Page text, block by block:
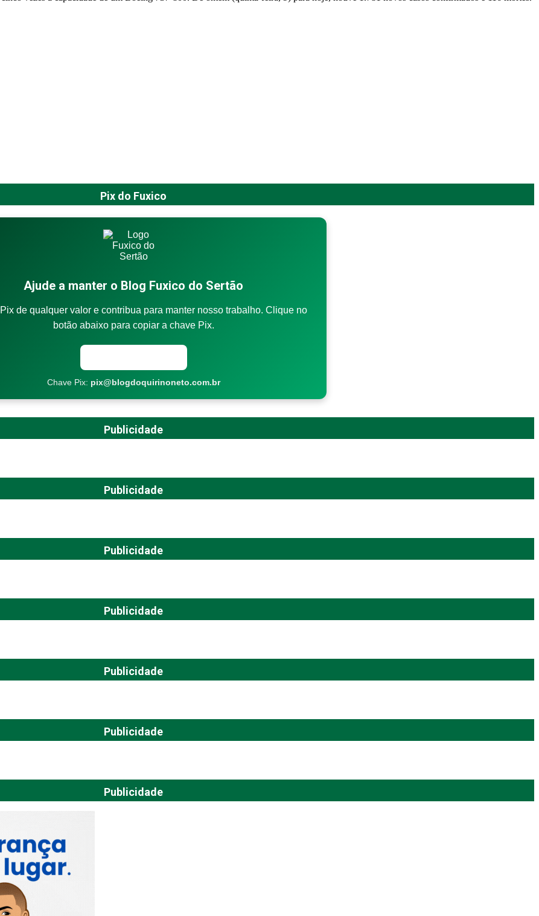
Pix do Fuxico
Ajude a manter o Blog Fuxico do Sertão
de qualquer valor e contribua para manter nosso trabalho. Clique no
botão abaixo para copiar a chave Pix.
Chave Pix: pix@blogdoquirinoneto.com.br
Publicidade
Publicidade
Publicidade
Publicidade
Publicidade
Publicidade
Publicidade